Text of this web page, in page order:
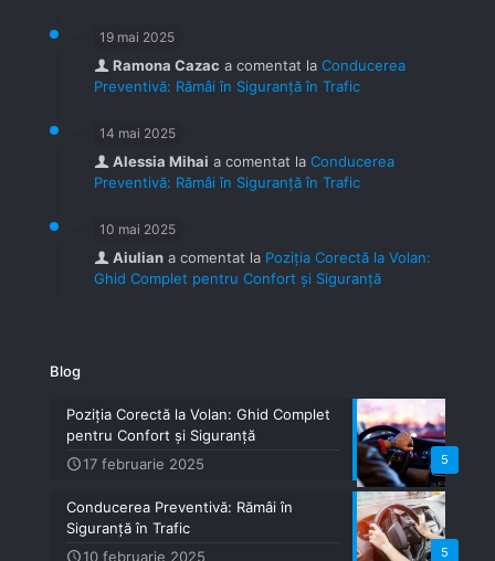
19 mai 2025
Ramona Cazac a comentat la Conducerea
Preventivă: Rămâi în Siguranță în Trafic
14 mai 2025
Alessia Mihai a comentat la Conducerea
Preventivă: Rămâi în Siguranță în Trafic
10 mai 2025
Aiulian a comentat la Poziția Corectă la Volan:
Ghid Complet pentru Confort și Siguranță
Blog
5
Poziția Corectă la Volan: Ghid Complet
pentru Confort și Siguranță
17 februarie 2025
5
Conducerea Preventivă: Rămâi în
Siguranță în Trafic
10 februarie 2025